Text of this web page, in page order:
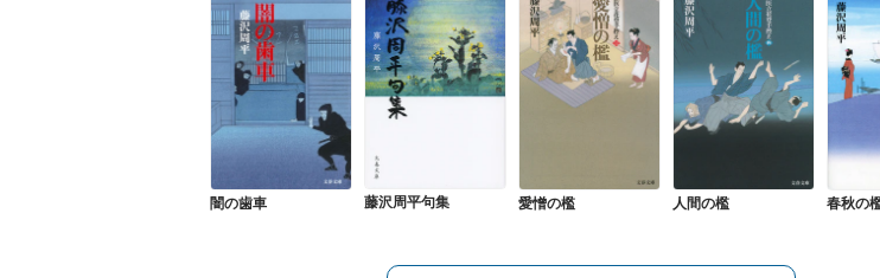
闇の歯車 藤沢周平句集 愛憎の檻 人間の檻 春秋の